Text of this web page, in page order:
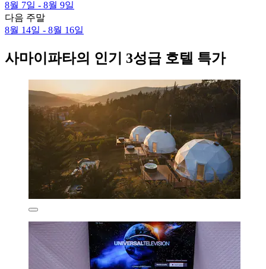
8월 7일 - 8월 9일
다음 주말
8월 14일 - 8월 16일
사마이파타의 인기 3성급 호텔 특가